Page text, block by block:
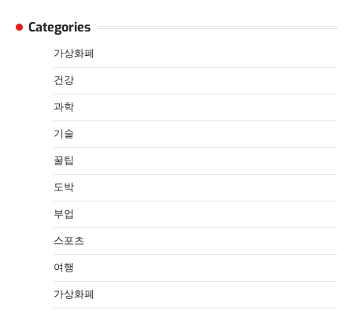
Categories
가상화폐
건강
과학
기술
꿀팁
도박
부업
스포츠
여행
가상화폐